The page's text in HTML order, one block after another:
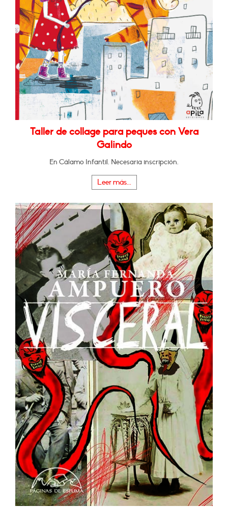
Taller de collage para peques con Vera
Galindo
En Cálamo Infantil. Necesaria inscripción.
Leer más...